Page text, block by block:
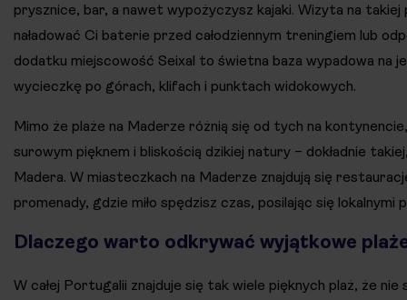
prysznice, bar, a nawet wypożyczysz kajaki. Wizyta na takiej
naładować Ci baterie przed całodziennym treningiem lub
dodatku miejscowość Seixal to świetna baza wypadowa na
wycieczkę po górach, klifach i punktach widokowych.
Mimo że plaże na Maderze różnią się od tych na
surowym pięknem i bliskością dzikiej natury – dokładnie
Madera. W miasteczkach na Maderze znajdują się
promenady, gdzie miło spędzisz czas, posilając się lokalnymi
Dlaczego warto odkrywać wyjątkowe
W całej Portugalii znajduje się tak wiele pięknych plaż, że nie